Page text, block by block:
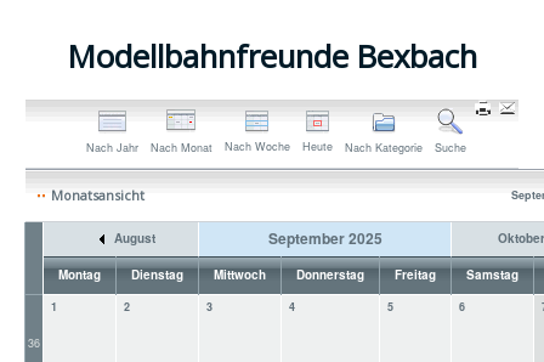
Modellbahnfreunde Bexbach
Nach Jahr Nach Monat Nach Woche Heute Nach Kategorie Suche
Monatsansicht
August September 2025
Montag Dienstag Mittwoch Donnerstag Freitag Samstag
36
1 2 3 4 5 6